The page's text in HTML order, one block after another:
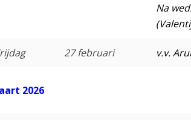
Na
27 februari v.v.
2026